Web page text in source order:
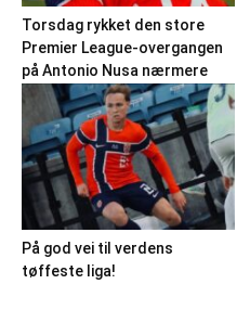
Torsdag rykket den store
Premier League-overgangen
på Antonio Nusa nærmere
På god vei til verdens
tøffeste liga!